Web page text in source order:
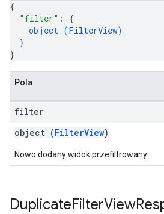
{
"filter" : {
object (FilterView)
}
}
Pola
filter
object (FilterView)
Nowo dodany widok przefiltrowany.
DuplicateFilterView